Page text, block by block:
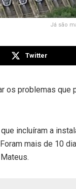
Já são
Twitter
problemas que
incluíram a
mais de 10